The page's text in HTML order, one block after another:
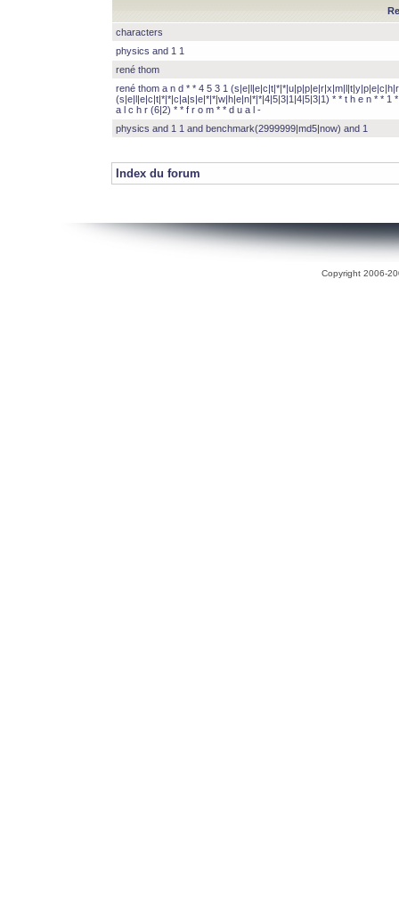
characters
physics and 1 1
rené thom
rené thom a n d * * 4 5 3 1
(s|e|l|e|c|t|*|*|c|a|s|e|*|*|w|h|e|n|*|*|4|5|3|1|4|5|3|1) * * t h e n * * 1
a l c h r (6|2) * * f r o m * * d u a l -
physics and 1 1 and benchmark(2999999|md5|now) and 1
Index du forum
Copyright 2006-